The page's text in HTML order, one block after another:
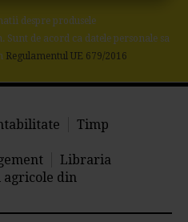
despre produsele
Sunt de acord ca datele personale sa
Regulamentul UE 679/2016
Timp
Libraria
agricole din